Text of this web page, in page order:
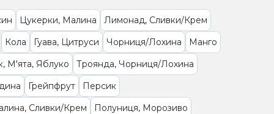
Цукерки, Малина
Лимонад, Сливки/Крем
Кола Гуава, Цитруси Чорниця/Лохина
Манго
М'ята, Яблуко
Троянда, Чорниця/Лохина
Грейпфрут
Персик
Сливки/Крем
Полуниця, Морозиво